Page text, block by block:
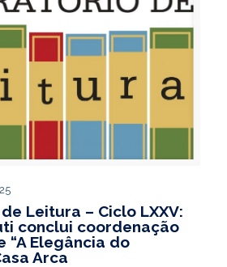
Leitura – Ciclo LXXV:
conclui coordenação
“A Elegância do
Arca